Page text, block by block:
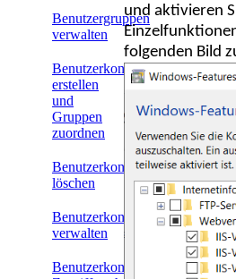
Benutzergruppen
verwalten
Benutzerkonten
erstellen
und
Gruppen
zuordnen
Benutzerkonten
löschen
Benutzerkonten
verwalten
Benutzerkonten
und aktivieren
folgenden Bild